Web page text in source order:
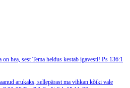
on hea, sest Tema heldus kestab igavesti! Ps 136:1
arukaks, sellepärast ma vihkan kõiki vale